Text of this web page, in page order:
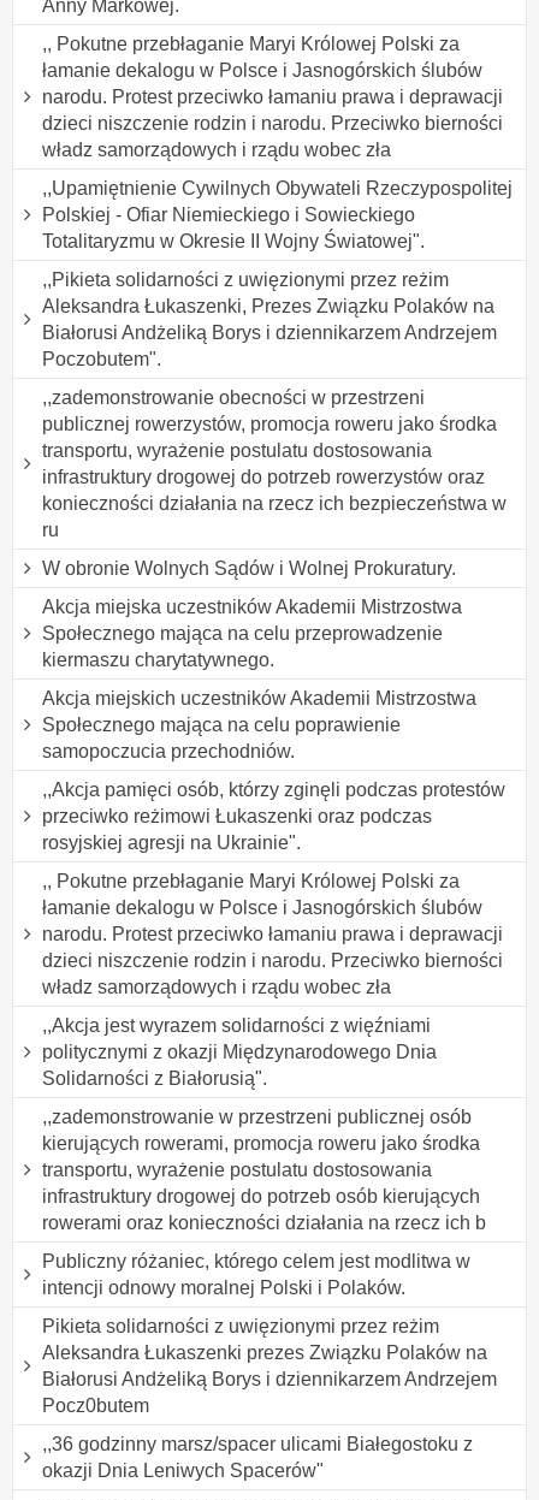
Anny Markowej.
,, Pokutne przebłaganie Maryi Królowej Polski za
łamanie dekalogu w Polsce i Jasnogórskich ślubów
narodu. Protest przeciwko łamaniu prawa i deprawacji
dzieci niszczenie rodzin i narodu. Przeciwko bierności
władz samorządowych i rządu wobec zła
,,Upamiętnienie Cywilnych Obywateli Rzeczypospolitej
Polskiej - Ofiar Niemieckiego i Sowieckiego
Totalitaryzmu w Okresie II Wojny Światowej".
,,Pikieta solidarności z uwięzionymi przez reżim
Aleksandra Łukaszenki, Prezes Związku Polaków na
Białorusi Andżeliką Borys i dziennikarzem Andrzejem
Poczobutem".
,,zademonstrowanie obecności w przestrzeni
publicznej rowerzystów, promocja roweru jako środka
transportu, wyrażenie postulatu dostosowania
infrastruktury drogowej do potrzeb rowerzystów oraz
konieczności działania na rzecz ich bezpieczeństwa w
ru
W obronie Wolnych Sądów i Wolnej Prokuratury.
Akcja miejska uczestników Akademii Mistrzostwa
Społecznego mająca na celu przeprowadzenie
kiermaszu charytatywnego.
Akcja miejskich uczestników Akademii Mistrzostwa
Społecznego mająca na celu poprawienie
samopoczucia przechodniów.
,,Akcja pamięci osób, którzy zginęli podczas protestów
przeciwko reżimowi Łukaszenki oraz podczas
rosyjskiej agresji na Ukrainie".
,, Pokutne przebłaganie Maryi Królowej Polski za
łamanie dekalogu w Polsce i Jasnogórskich ślubów
narodu. Protest przeciwko łamaniu prawa i deprawacji
dzieci niszczenie rodzin i narodu. Przeciwko bierności
władz samorządowych i rządu wobec zła
,,Akcja jest wyrazem solidarności z więźniami
politycznymi z okazji Międzynarodowego Dnia
Solidarności z Białorusią".
,,zademonstrowanie w przestrzeni publicznej osób
kierujących rowerami, promocja roweru jako środka
transportu, wyrażenie postulatu dostosowania
infrastruktury drogowej do potrzeb osób kierujących
rowerami oraz konieczności działania na rzecz ich b
Publiczny różaniec, którego celem jest modlitwa w
intencji odnowy moralnej Polski i Polaków.
Pikieta solidarności z uwięzionymi przez reżim
Aleksandra Łukaszenki prezes Związku Polaków na
Białorusi Andżeliką Borys i dziennikarzem Andrzejem
Pocz0butem
,,36 godzinny marsz/spacer ulicami Białegostoku z
okazji Dnia Leniwych Spacerów"